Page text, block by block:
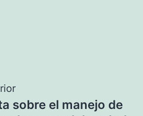
sobre el manejo de